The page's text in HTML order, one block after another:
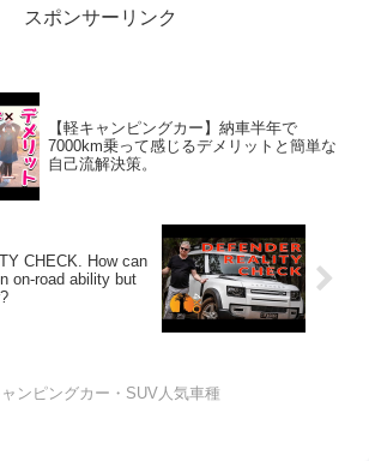
スポンサーリンク
【軽キャンピングカー】納車半年で
7000km乗って感じるデメリットと簡単な
自己流解決策。
CHECK. How can
on-road ability but
ンピングカー・SUV人気車種